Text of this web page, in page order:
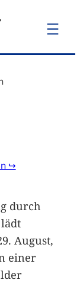
↪
durch
August,
einer